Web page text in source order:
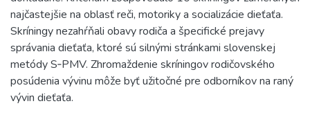
najčastejšie na oblasť reči, motoriky a socializácie dieťaťa.
Skríningy nezahŕňali obavy rodiča a špecifické prejavy
správania dieťaťa, ktoré sú silnými stránkami slovenskej
metódy S‑PMV. Zhromaždenie skríningov rodičovského
posúdenia vývinu môže byť užitočné pre odborníkov na raný
vývin dieťaťa.